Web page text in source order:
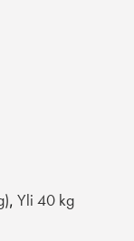
, Yli 40 kg